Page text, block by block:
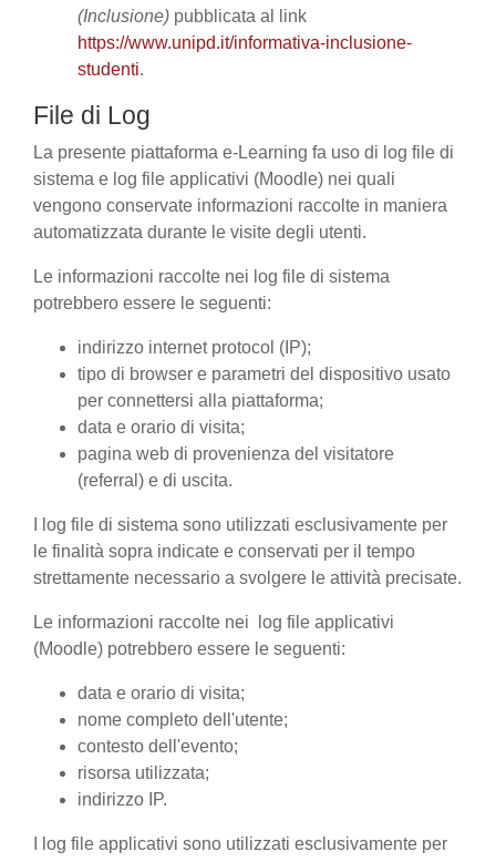
(Inclusione) pubblicata al link
https://www.unipd.it/informativa-inclusione-
studenti.
File di Log
La presente piattaforma e-Learning fa uso di log file di
sistema e log file applicativi (Moodle) nei quali
vengono conservate informazioni raccolte in maniera
automatizzata durante le visite degli utenti.
Le informazioni raccolte nei log file di sistema
potrebbero essere le seguenti:
indirizzo internet protocol (IP);
tipo di browser e parametri del dispositivo usato
per connettersi alla piattaforma;
data e orario di visita;
pagina web di provenienza del visitatore
(referral) e di uscita.
I log file di sistema sono utilizzati esclusivamente per
le finalità sopra indicate e conservati per il tempo
strettamente necessario a svolgere le attività precisate.
Le informazioni raccolte nei log file applicativi
(Moodle) potrebbero essere le seguenti:
data e orario di visita;
nome completo dell'utente;
contesto dell'evento;
risorsa utilizzata;
indirizzo IP.
I log file applicativi sono utilizzati esclusivamente per